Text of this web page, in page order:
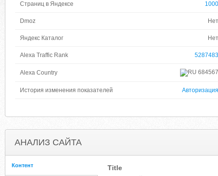
Страниц в Яндексе 1000
Dmoz Нет
Яндекс Каталог Нет
Alexa Traffic Rank 5287483
Alexa Country 684567
История изменения показателей Авторизация
АНАЛИЗ САЙТА
Контент Title